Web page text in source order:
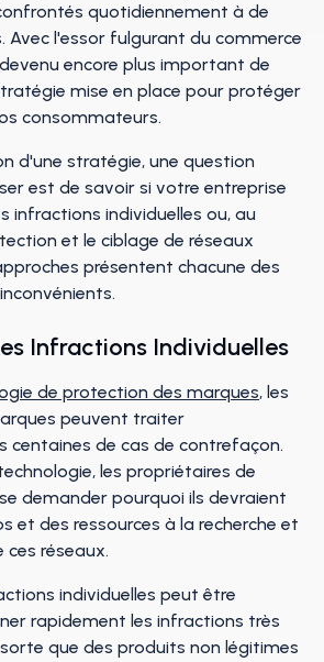
quotidiennement à de
Avec l'essor fulgurant du commerce
encore plus important de
mise en place pour protéger
consommateurs.
d'une stratégie, une question
est de savoir si votre entreprise
infractions individuelles ou, au
et le ciblage de réseaux
présentent chacune des
Infractions Individuelles
de protection des marques, les
peuvent traiter
centaines de cas de contrefaçon.
les propriétaires de
demander pourquoi ils devraient
et des ressources à la recherche et
réseaux.
individuelles peut être
rapidement les infractions très
que des produits non légitimes